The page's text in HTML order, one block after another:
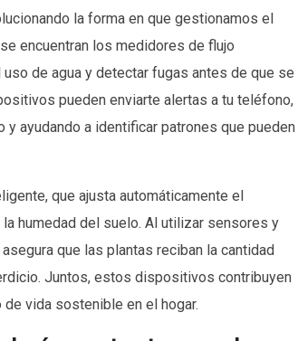
la forma en que gestionamos el
encuentran los medidores de flujo
de agua y detectar fugas antes de que se
pueden enviarte alertas a tu teléfono,
ayudando a identificar patrones que pueden
que ajusta automáticamente el
humedad del suelo. Al utilizar sensores y
que las plantas reciban la cantidad
Juntos, estos dispositivos contribuyen
vida sostenible en el hogar.